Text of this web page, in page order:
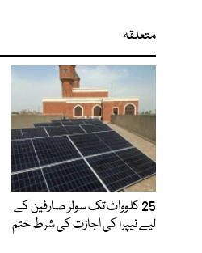
متعلقہ
25 کلوواٹ تک سولر صارفین کے
لیے نیپرا کی اجازت کی شرط ختم